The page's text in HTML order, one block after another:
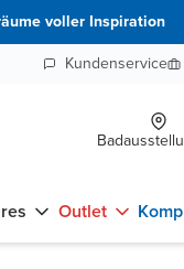
voller Inspiration
Kundenservice
Outlet